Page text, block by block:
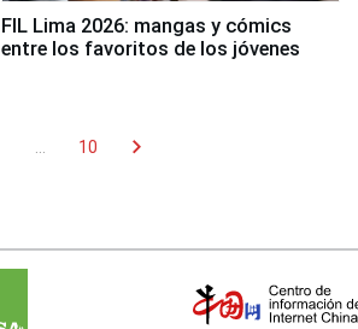
FIL Lima 2026: mangas y cómics
entre los favoritos de los jóvenes
10 chevron_right